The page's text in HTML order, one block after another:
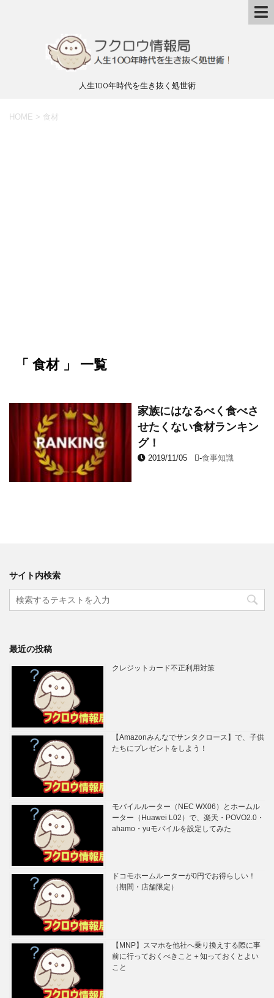
人生100年時代を生き抜く処世術
HOME > 食材
「 食材 」 一覧
家族にはなるべく食べさ
せたくない食材ランキン
グ！
2019/11/05 -食事知識
サイト内検索
最近の投稿
クレジットカード不正利用対策
【Amazonみんなでサンタクロース】で、子供
たちにプレゼントをしよう！
モバイルルーター（NEC WX06）とホームル
ーター（Huawei L02）で、楽天・POVO2.0・
ahamo・yuモバイルを設定してみた
ドコモホームルーターが0円でお得らしい！
（期間・店舗限定）
【MNP】スマホを他社へ乗り換えする際に事
前に行っておくべきこと＋知っておくとよい
こと